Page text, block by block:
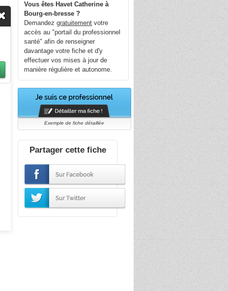
Vous êtes Havet Catherine à
Bourg-en-bresse ?
Demandezgratuitement votre
accès au "portail du professionnel
santé" afin de renseigner
davantage votre fiche et d'y
effectuer vos mises à jour de
manière régulière et autonome.
Exemple de fiche détaillée
Partager cette fiche